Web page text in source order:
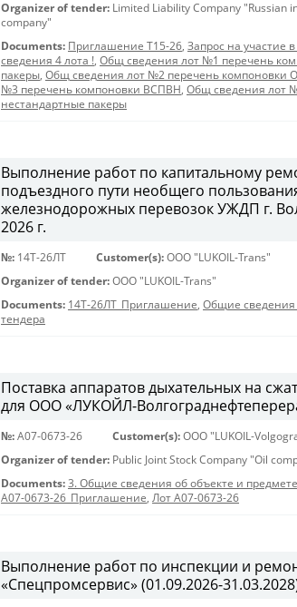
Organizer of tender: Limited Liability Company "Russian
company"
Documents: Приглашение Т15-26, Запрос на участие
сведения 4 лота !, Общ сведения лот №1 перечень
пакеры, Общ сведения лот №2 перечень компоновки
№3 перечень компоновки ВСПВН, Общ сведения лот
нестандартные пакеры
Выполнение работ по капитальному
подъездного пути необщего
железнодорожных перевозок УЖДП г.
2026 г.
№: 14Т-26ЛТ Customer(s): OOO "LUKOIL-Trans"
Organizer of tender: OOO "LUKOIL-Trans"
Documents: 14Т-26ЛТ_Приглашение, Общие сведения
тендера
Поставка аппаратов дыхательных на
для ООО «ЛУКОЙЛ-
№: A07-0673-26 Customer(s): OOO "LUKOIL-
Organizer of tender: Public Joint Stock Company "Oil
Documents: 3. Общие сведения об объекте и
A07-0673-26_Приглашение, Лот A07-0673-26
Выполнение работ по инспекции и
«Спецпромсервис» (01.09.2026-